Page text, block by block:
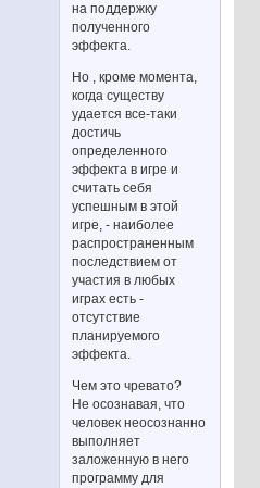
на поддержку
полученного
эффекта.
Но , кроме момента,
когда существу
удается все-таки
достичь
определенного
эффекта в игре и
считать себя
успешным в этой
игре, - наиболее
распространенным
последствием от
участия в любых
играх есть -
отсутствие
планируемого
эффекта.
Чем это чревато?
Не осознавая, что
человек неосознанно
выполняет
заложенную в него
программу для